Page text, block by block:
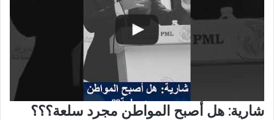
شارية: هل أصبح المواطن مجرد سلعة؟؟؟